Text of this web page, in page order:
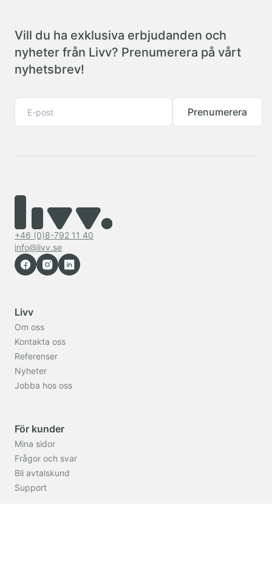
Vill du ha exklusiva erbjudanden och
nyheter från Livv? Prenumerera på vårt
nyhetsbrev!
Prenumerera
+46 (0)8-792 11 40
info@livv.se
Livv
Om oss
Kontakta oss
Referenser
Nyheter
Jobba hos oss
För kunder
Mina sidor
Frågor och svar
Bli avtalskund
Support